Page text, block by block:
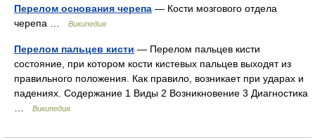
Перелом основания черепа — Кости мозгового отдела
черепа …
Википедия
Перелом пальцев кисти — Перелом пальцев кисти
состояние, при котором кости кистевых пальцев выходят из
правильного положения. Как правило, возникает при ударах и
падениях. Содержание 1 Виды 2 Возникновение 3 Диагностика
Википедия